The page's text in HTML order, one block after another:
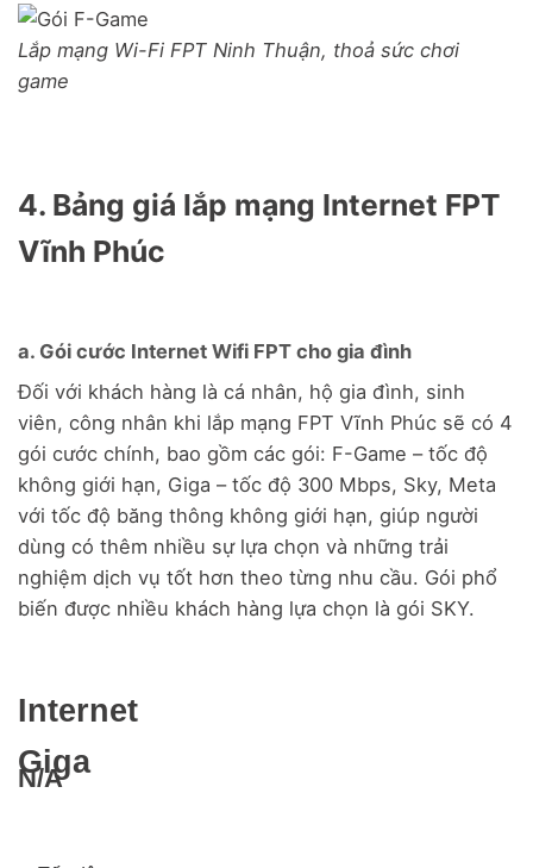
Lắp mạng Wi-Fi FPT Ninh Thuận, thoả sức chơi
game
4. Bảng giá lắp mạng Internet FPT
Vĩnh Phúc
a. Gói cước Internet Wifi FPT cho gia đình
Đối với khách hàng là cá nhân, hộ gia đình, sinh
viên, công nhân khi lắp mạng FPT Vĩnh Phúc sẽ có 4
gói cước chính, bao gồm các gói: F-Game – tốc độ
không giới hạn, Giga – tốc độ 300 Mbps, Sky, Meta
với tốc độ băng thông không giới hạn, giúp người
dùng có thêm nhiều sự lựa chọn và những trải
nghiệm dịch vụ tốt hơn theo từng nhu cầu. Gói phổ
biến được nhiều khách hàng lựa chọn là gói SKY.
Internet
Giga
N/A